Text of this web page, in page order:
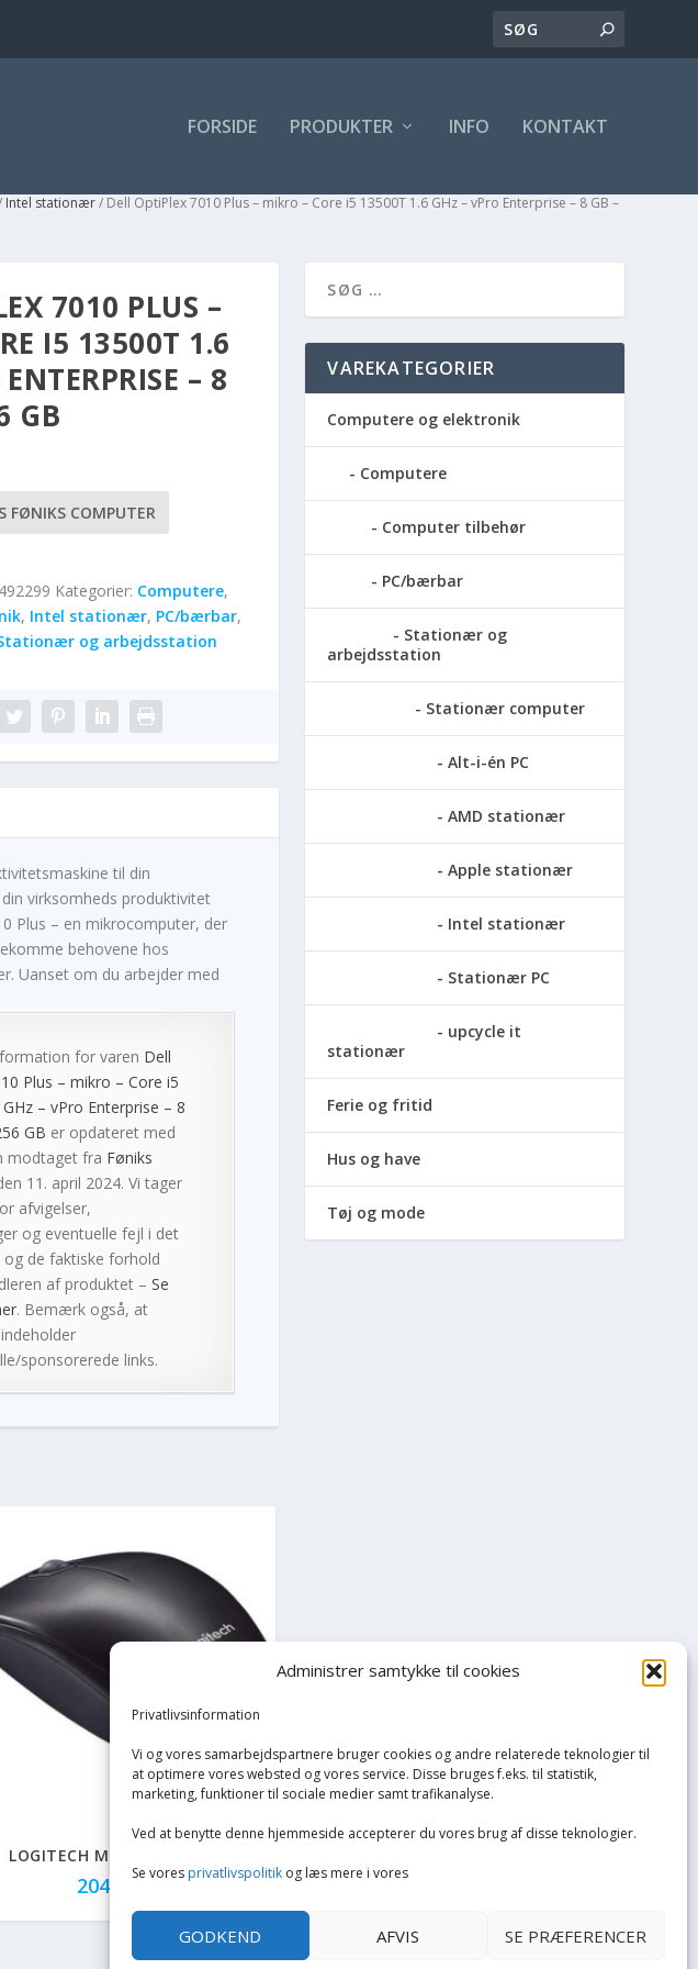
Administrer samtykke til cookies
Privatlivsinformation
Vi og vores samarbejdspartnere bruger cookies og andre relaterede teknologier til
at optimere vores websted og vores service. Disse bruges f.eks. til statistik,
marketing, funktioner til sociale medier samt trafikanalyse.
Ved at benytte denne hjemmeside accepterer du vores brug af disse teknologier.
Se vores privatlivspolitik og læs mere i vores
GODKEND AFVIS SE PRÆFERENCER
FORSIDE PRODUKTER INFO KONTAKT
Intel stationær/ Dell OptiPlex 7010 Plus – mikro – Core i5 13500T 1.6 GHz – vPro Enterprise – 8 GB –
7010 PLUS –
I5 13500T 1.6
– 8
GB
FØNIKS COMPUTER
Kategorier: Computere,
, Intel stationær, PC/bærbar,
og arbejdsstation
til din
virksomheds produktivitet
Plus – en mikrocomputer, der
behovene hos
Uanset om du arbejder med
for varen Dell
Plus – mikro – Core i5
– vPro Enterprise – 8
GB er opdateret med
modtaget fra Føniks
11. april 2024. Vi tager
afvigelser,
og eventuelle fejl i det
de faktiske forhold
af produktet – Se
. Bemærk også, at
sponsorerede links.
LOGITECH M90 – MUS – USB
204,00kr.
VAREKATEGORIER
Computere og elektronik
Computere
Computer tilbehør
PC/bærbar
Stationær og
arbejdsstation
Stationær computer
Alt-i-én PC
AMD stationær
Apple stationær
Intel stationær
Stationær PC
upcycle it
stationær
Ferie og fritid
Hus og have
Tøj og mode